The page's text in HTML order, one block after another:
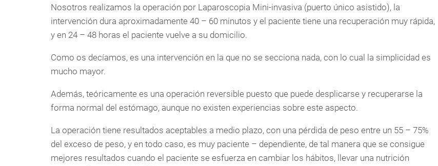
Nosotros realizamos la operación por Laparoscopia Mini-invasiva (puerto único asistido), la
intervención dura aproximadamente 40 – 60 minutos y el paciente tiene una recuperación muy rápida,
y en 24 – 48 horas el paciente vuelve a su domicilio.
Como os decíamos, es una intervención en la que no se secciona nada, con lo cual la simplicidad es
mucho mayor.
Además, teóricamente es una operación reversible puesto que puede desplicarse y recuperarse la
forma normal del estómago, aunque no existen experiencias sobre este aspecto.
La operación tiene resultados aceptables a medio plazo, con una pérdida de peso entre un 55 – 75%
del exceso de peso, y en todo caso, es muy paciente – dependiente, de tal manera que se consigue
mejores resultados cuando el paciente se esfuerza en cambiar los hábitos, llevar una nutrición